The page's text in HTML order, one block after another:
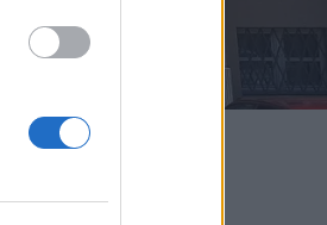
trafił za kratki.